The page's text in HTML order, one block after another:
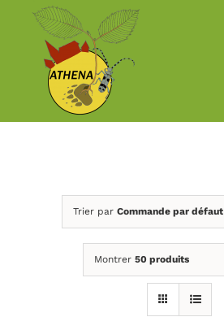
Passer
contenu
Trier par Commande par défaut
Montrer 50 produits